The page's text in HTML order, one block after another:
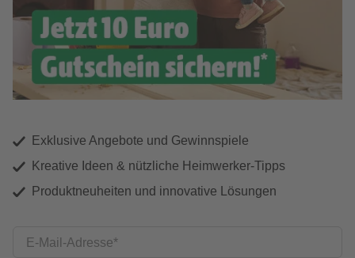
Exklusive Angebote und Gewinnspiele
Kreative Ideen & nützliche Heimwerker-Tipps
Produktneuheiten und innovative Lösungen
E-Mail-Adresse